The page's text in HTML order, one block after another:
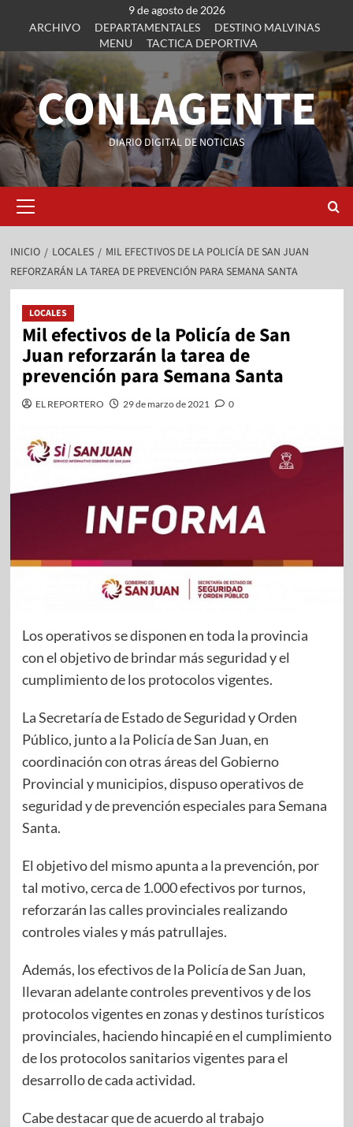
9 de agosto de 2026
ARCHIVO
DEPARTAMENTALES
DESTINO MALVINAS
MENU
TACTICA DEPORTIVA
CONLAGENTE
DIARIO DIGITAL DE NOTICIAS
INICIO LOCALES
MIL EFECTIVOS DE LA POLICÍA DE SAN JUAN
REFORZARÁN LA TAREA DE PREVENCIÓN PARA SEMANA SANTA
LOCALES
Mil efectivos de la Policía de San
Juan reforzarán la tarea de
prevención para Semana Santa
EL REPORTERO 29 de marzo de 2021 0
Los operativos se disponen en toda la provincia
con el objetivo de brindar más seguridad y el
cumplimiento de los protocolos vigentes.
La Secretaría de Estado de Seguridad y Orden
Público, junto a la Policía de San Juan, en
coordinación con otras áreas del Gobierno
Provincial y municipios, dispuso operativos de
seguridad y de prevención especiales para Semana
Santa.
El objetivo del mismo apunta a la prevención, por
tal motivo, cerca de 1.000 efectivos por turnos,
reforzarán las calles provinciales realizando
controles viales y más patrullajes.
Además, los efectivos de la Policía de San Juan,
llevaran adelante controles preventivos y de los
protocolos vigentes en zonas y destinos turísticos
provinciales, haciendo hincapié en el cumplimiento
de los protocolos sanitarios vigentes para el
desarrollo de cada actividad.
Cabe destacar que de acuerdo al trabajo